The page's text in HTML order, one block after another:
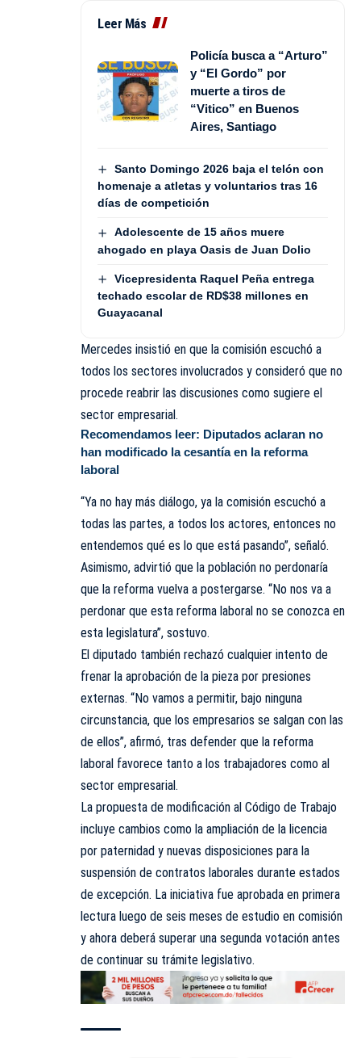
Leer Más
Policía busca a “Arturo”
y “El Gordo” por
muerte a tiros de
“Vitico” en Buenos
Aires, Santiago
Santo Domingo 2026 baja el telón con
homenaje a atletas y voluntarios tras 16
días de competición
Adolescente de 15 años muere
ahogado en playa Oasis de Juan Dolio
Vicepresidenta Raquel Peña entrega
techado escolar de RD$38 millones en
Guayacanal
Mercedes insistió en que la comisión escuchó a
todos los sectores involucrados y consideró que no
procede reabrir las discusiones como sugiere el
sector empresarial.
Recomendamos leer: Diputados aclaran no
han modificado la cesantía en la reforma
laboral
“Ya no hay más diálogo, ya la comisión escuchó a
todas las partes, a todos los actores, entonces no
entendemos qué es lo que está pasando”, señaló.
Asimismo, advirtió que la población no perdonaría
que la reforma vuelva a postergarse. “No nos va a
perdonar que esta reforma laboral no se conozca en
esta legislatura”, sostuvo.
El diputado también rechazó cualquier intento de
frenar la aprobación de la pieza por presiones
externas. “No vamos a permitir, bajo ninguna
circunstancia, que los empresarios se salgan con las
de ellos”, afirmó, tras defender que la reforma
laboral favorece tanto a los trabajadores como al
sector empresarial.
La propuesta de modificación al Código de Trabajo
incluye cambios como la ampliación de la licencia
por paternidad y nuevas disposiciones para la
suspensión de contratos laborales durante estados
de excepción. La iniciativa fue aprobada en primera
lectura luego de seis meses de estudio en comisión
y ahora deberá superar una segunda votación antes
de continuar su trámite legislativo.